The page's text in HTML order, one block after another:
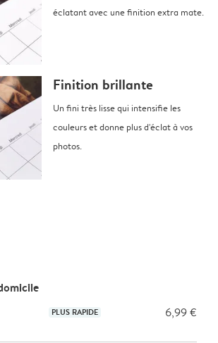
éclatant avec une finition extra mate.
Finition brillante
Un fini très lisse qui intensifie les
couleurs et donne plus d'éclat à vos
photos.
PLUS RAPIDE 6,99 €